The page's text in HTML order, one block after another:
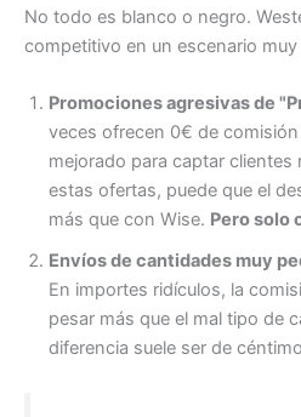
No todo es blanco o negro.
competitivo en un escenario
Promociones agresivas de
veces ofrecen 0€ de
mejorado para captar clientes
estas ofertas, puede que el
más que con Wise. Pero solo
Envíos de cantidades muy
En importes ridículos, la
pesar más que el mal tipo de
diferencia suele ser de